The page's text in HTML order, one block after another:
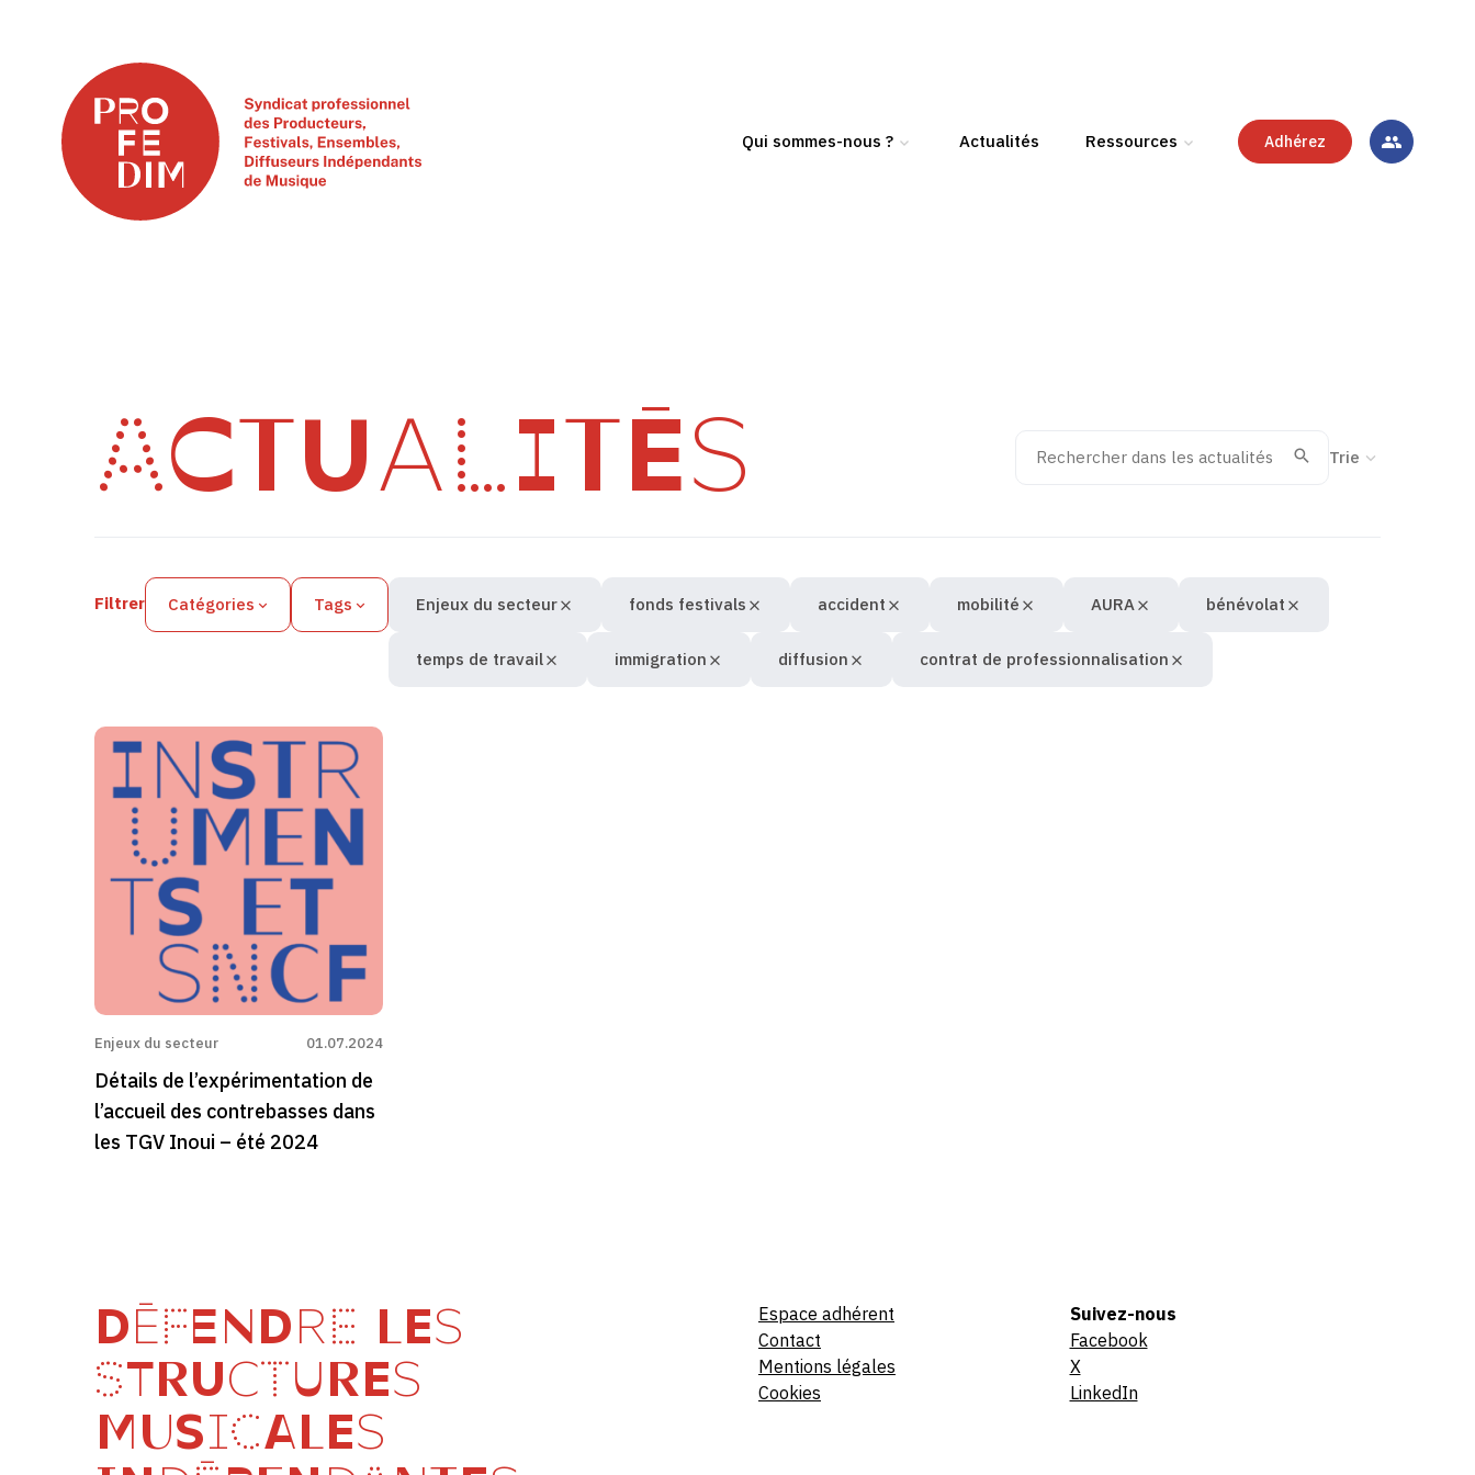
Qui sommes-nous ? Actualités Ressources Adhérez
ACTUALITÉS
Filtres des actualités
Recherche
ValiderTrier la recherche
Filtrer Catégories Tags Enjeux du secteur fonds festivals accident mobilité AURA bénévolat
temps de travail immigration diffusion contrat de professionnalisation
Enjeux du secteur 01.07.2024
Détails de l’expérimentation de
l’accueil des contrebasses dans
les TGV Inoui – été 2024
DÉFENDRE LES
STRUCTURES
MUSICALES
Espace adhérent
Contact
Mentions légales
Cookies
Suivez-nous
Facebook
X
LinkedIn